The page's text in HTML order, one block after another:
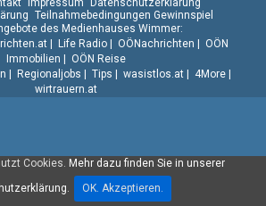
Cookies. Mehr dazu finden Sie in unserer
OK. Akzeptieren.
Impressum
Datenschutzerklärung
Teilnahmebedingungen Gewinnspiel
des Medienhauses Wimmer:
| Life Radio| OÖNachrichten
OÖN
Immobilien
OÖN Reise
Regionaljobs Tips wasistlos.at| 4More|
wirtrauern.at